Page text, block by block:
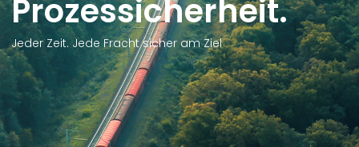
sicher am Ziel